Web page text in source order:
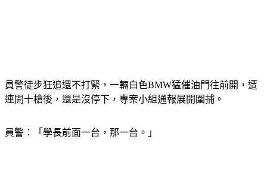
員警徒步狂追還不打緊，一輛白色BMW猛催油門往前開，遭
連開十槍後，還是沒停下，專案小組通報展開圍捕。
員警：「學長前面一台，那一台。」